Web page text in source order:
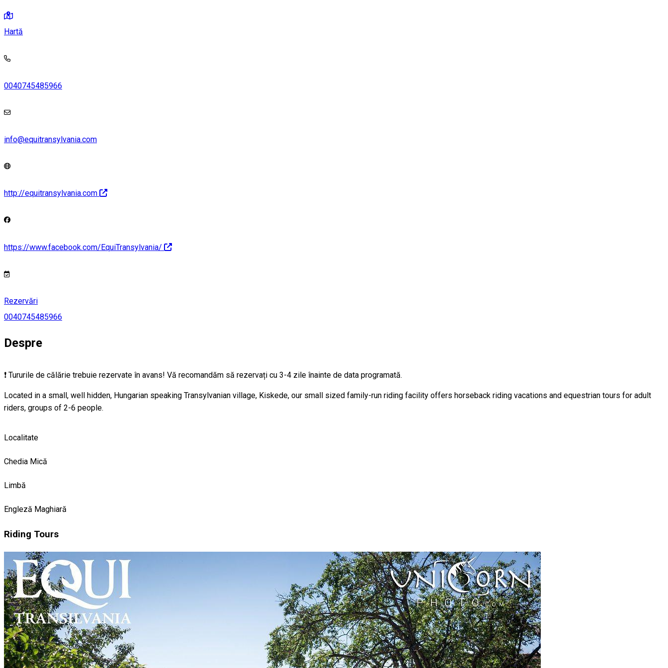
Hartă
0040745485966
info@equitransylvania.com
http://equitransylvania.com
https://www.facebook.com/EquiTransylvania/
Rezervări
0040745485966
Despre
❗ Tururile de călărie trebuie rezervate în avans! Vă recomandăm să rezervați cu 3-4 zile înainte de data programată.
Located in a small, well hidden, Hungarian speaking Transylvanian village, Kiskede, our small sized family-run riding facility offers horseback riding vacations and equestrian tours for adult
riders, groups of 2-6 people.
Localitate
Chedia Mică
Limbă
Engleză Maghiară
Riding Tours